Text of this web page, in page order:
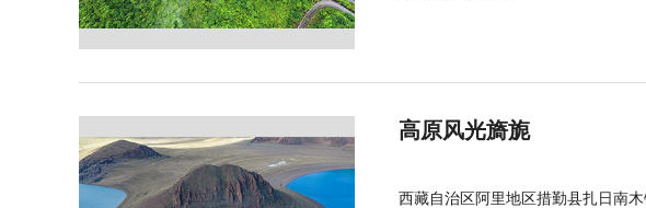
高原风光旖旎
西藏自治区阿里地区措勤县扎日南